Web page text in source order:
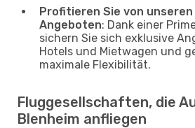
Profitieren Sie von unseren
Angeboten: Dank einer
sichern Sie sich exklusive
Hotels und Mietwagen und
maximale Flexibilität.
Fluggesellschaften, die
Blenheim anfliegen